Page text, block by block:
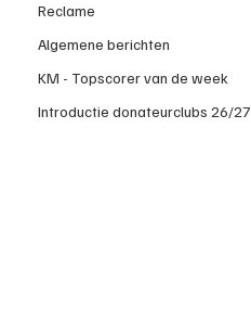
Reclame
Algemene berichten
KM - Topscorer van de week
Introductie donateurclubs 26/27